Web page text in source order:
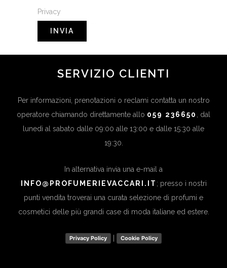
Privacy
SERVIZIO CLIENTI
Per informazioni, prenotazioni o reclami contatta un nostro
operatore chiamando direttamente allo 059 236650
, dal
lunedì al sabato dalle 09:00 alle 13:00 e dalle 15:30 alle
19:30.
In alternativa invia una e-mail a
INFO@PROFUMERIEVACCARI.IT ; presso i nostri
punti vendita troverai una curata selezione di profumi e
cosmetici delle più grandi case di moda italiane ed estere.
Privacy Policy Cookie Policy